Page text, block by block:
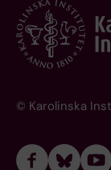
© Karolinska